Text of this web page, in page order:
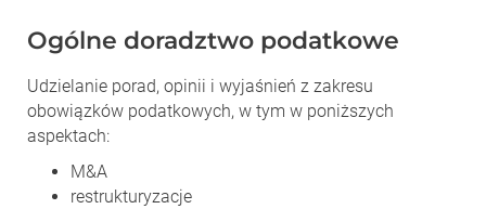
Ogólne doradztwo podatkowe
Udzielanie porad, opinii i wyjaśnień z zakresu
obowiązków podatkowych, w tym w poniższych
aspektach:
M&A
restrukturyzacje